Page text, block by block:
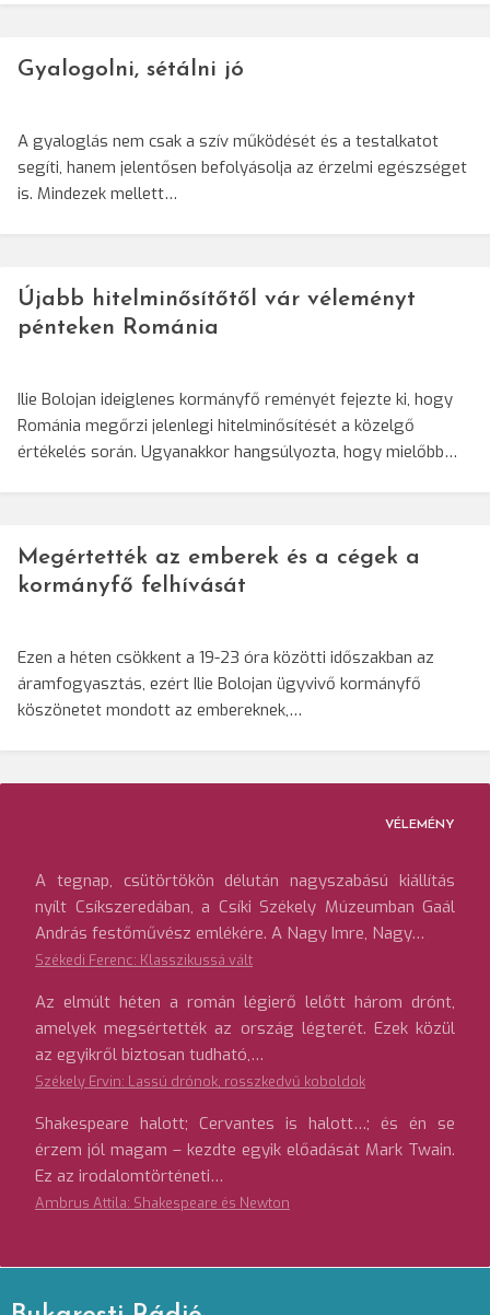
Gyalogolni, sétálni jó
A gyaloglás nem csak a szív működését és a testalkatot
segíti, hanem jelentősen befolyásolja az érzelmi egészséget
is. Mindezek mellett…
Újabb hitelminősítőtől vár véleményt
pénteken Románia
Ilie Bolojan ideiglenes kormányfő reményét fejezte ki, hogy
Románia megőrzi jelenlegi hitelminősítését a közelgő
értékelés során. Ugyanakkor hangsúlyozta, hogy mielőbb…
Megértették az emberek és a cégek a
kormányfő felhívását
Ezen a héten csökkent a 19-23 óra közötti időszakban az
áramfogyasztás, ezért Ilie Bolojan ügyvivő kormányfő
köszönetet mondott az embereknek,…
VÉLEMÉNY
A tegnap, csütörtökön délután nagyszabású kiállítás
nyílt Csíkszeredában, a Csíki Székely Múzeumban Gaál
András festőművész emlékére. A Nagy Imre, Nagy…
Székedi Ferenc: Klasszikussá vált
Az elmúlt héten a román légierő lelőtt három drónt,
amelyek megsértették az ország légterét. Ezek közül
az egyikről biztosan tudható,…
Székely Ervin: Lassú drónok, rosszkedvű koboldok
Shakespeare halott; Cervantes is halott…; és én se
érzem jól magam – kezdte egyik előadását Mark Twain.
Ez az irodalomtörténeti…
Ambrus Attila: Shakespeare és Newton